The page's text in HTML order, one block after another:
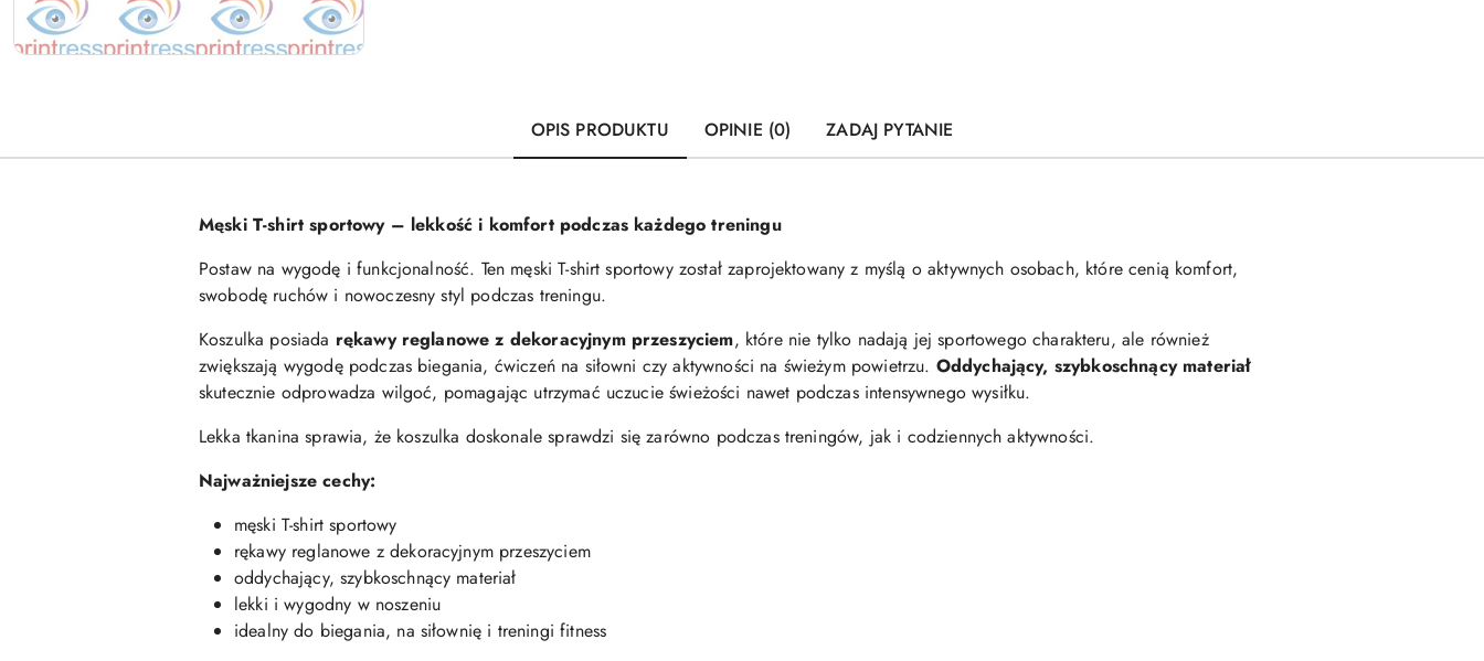
OPIS PRODUKTU OPINIE (0) ZADAJ PYTANIE
Męski T-shirt sportowy – lekkość i komfort podczas każdego treningu
Postaw na wygodę i funkcjonalność. Ten męski T-shirt sportowy został zaprojektowany z myślą o aktywnych osobach, które cenią komfort,
swobodę ruchów i nowoczesny styl podczas treningu.
Koszulka posiada rękawy reglanowe z dekoracyjnym przeszyciem, które nie tylko nadają jej sportowego charakteru, ale również
zwiększają wygodę podczas biegania, ćwiczeń na siłowni czy aktywności na świeżym powietrzu. Oddychający, szybkoschnący materiał
skutecznie odprowadza wilgoć, pomagając utrzymać uczucie świeżości nawet podczas intensywnego wysiłku.
Lekka tkanina sprawia, że koszulka doskonale sprawdzi się zarówno podczas treningów, jak i codziennych aktywności.
Najważniejsze cechy:
męski T-shirt sportowy
rękawy reglanowe z dekoracyjnym przeszyciem
oddychający, szybkoschnący materiał
lekki i wygodny w noszeniu
idealny do biegania, na siłownię i treningi fitness